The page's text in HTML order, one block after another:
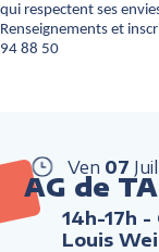
qui respectent ses
Renseignements et
94 88 50
Ven 07 Juil
AG de
14h-17h -
Louis